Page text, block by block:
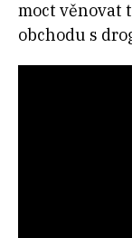
moct věnovat
obchodu s